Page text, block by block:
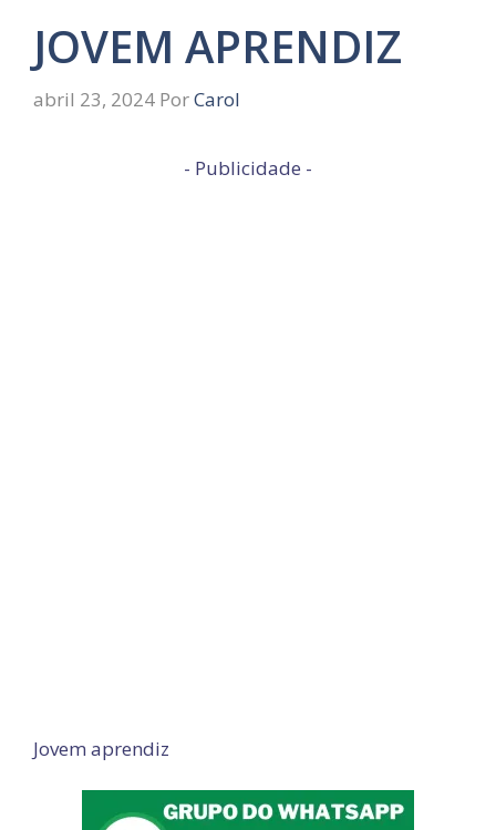
JOVEM APRENDIZ
abril 23, 2024 PorCarol
- Publicidade -
Jovem aprendiz